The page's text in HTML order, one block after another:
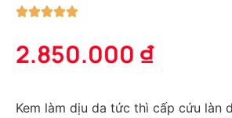
2.850.000 ₫
Kem làm dịu da tức thì cấp cứu làn